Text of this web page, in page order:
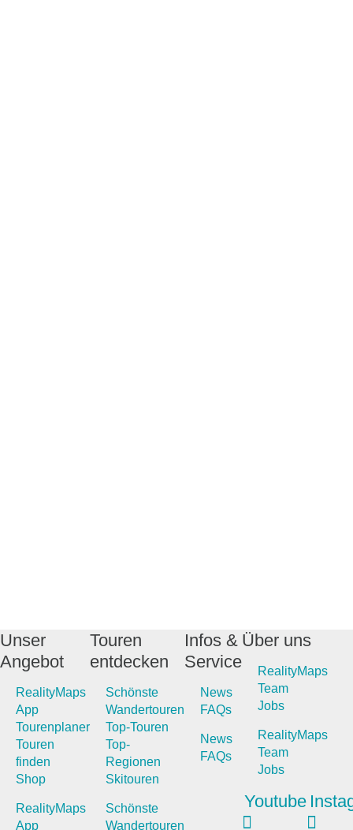
Unser
Angebot
RealityMaps
App
Tourenplaner
Touren
finden
Shop
RealityMaps
App
Touren
entdecken
Schönste
Wandertouren
Top-Touren
Top-
Regionen
Skitouren
Schönste
Wandertouren
Infos &
Service
News
FAQs
News
FAQs
Über uns
RealityMaps
Team
Jobs
RealityMaps
Team
Jobs
Youtube